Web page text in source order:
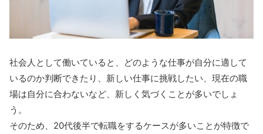
社会人として働いていると、どのような仕事が自分に適して
いるのか判断できたり、新しい仕事に挑戦したい、現在の職
場は自分に合わないなど、新しく気づくことが多いでしょ
う。
そのため、20代後半で転職をするケースが多いことが特徴で